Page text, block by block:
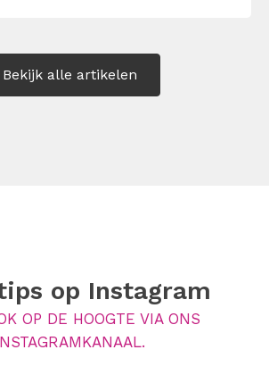
Bekijk alle artikelen
op Instagram
OP DE HOOGTE VIA ONS